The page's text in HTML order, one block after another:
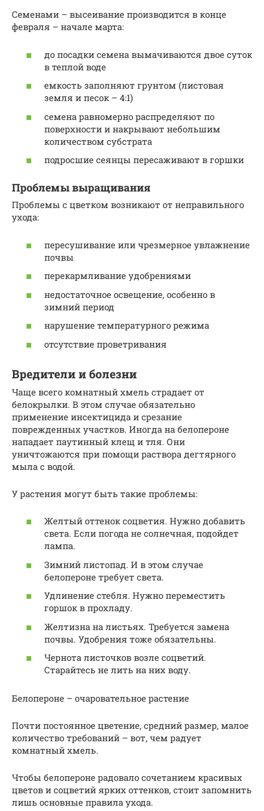
Семенами – высеивание производится в конце
февраля – начале марта:
до посадки семена вымачиваются двое суток
в теплой воде
емкость заполняют грунтом (листовая
земля и песок – 4:1)
семена равномерно распределяют по
поверхности и накрывают небольшим
количеством субстрата
подросшие сеянцы пересаживают в горшки
Проблемы выращивания
Проблемы с цветком возникают от неправильного
ухода:
пересушивание или чрезмерное увлажнение
почвы
перекармливание удобрениями
недостаточное освещение, особенно в
зимний период
нарушение температурного режима
отсутствие проветривания
Вредители и болезни
Чаще всего комнатный хмель страдает от
белокрылки. В этом случае обязательно
применение инсектицида и срезание
поврежденных участков. Иногда на белопероне
нападает паутинный клещ и тля. Они
уничтожаются при помощи раствора дегтярного
мыла с водой.
У растения могут быть такие проблемы:
Желтый оттенок соцветия. Нужно добавить
света. Если погода не солнечная, подойдет
лампа.
Зимний листопад. И в этом случае
белопероне требует света.
Удлинение стебля. Нужно переместить
горшок в прохладу.
Желтизна на листьях. Требуется замена
почвы. Удобрения тоже обязательны.
Чернота листочков возле соцветий.
Старайтесь не лить на них воду.
Белопероне – очаровательное растение
Почти постоянное цветение, средний размер, малое
количество требований – вот, чем радует
комнатный хмель.
Чтобы белопероне радовало сочетанием красивых
цветов и соцветий ярких оттенков, стоит запомнить
лишь основные правила ухода.